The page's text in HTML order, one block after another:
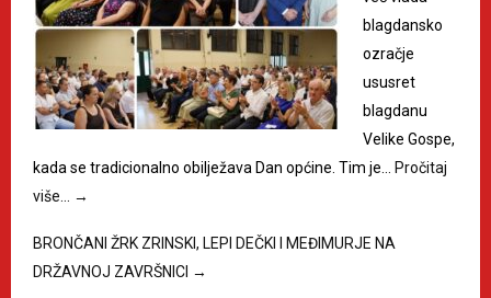
blagdansko
ozračje
ususret
blagdanu
Velike Gospe,
kada se tradicionalno obilježava Dan općine. Tim je…
Pročitaj
više…
→
BRONČANI ŽRK ZRINSKI, LEPI DEČKI I MEĐIMURJE NA
DRŽAVNOJ ZAVRŠNICI →